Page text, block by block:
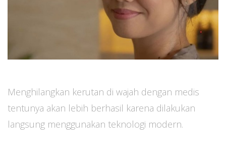
Menghilangkan kerutan di wajah dengan medis
tentunya akan lebih berhasil karena dilakukan
langsung menggunakan teknologi modern.